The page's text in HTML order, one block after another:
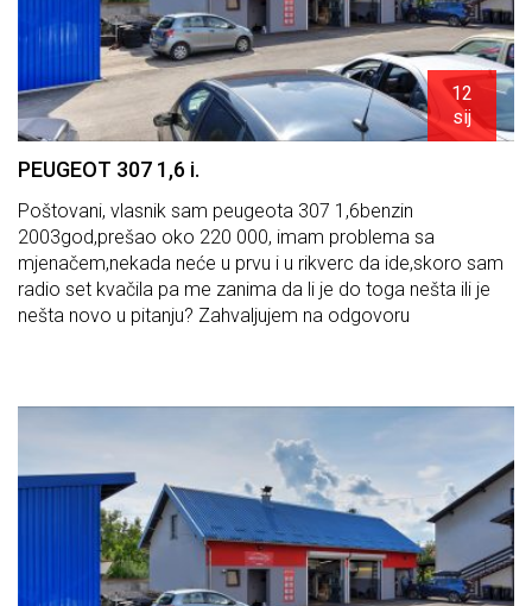
12
sij
PEUGEOT 307 1,6 i.
Poštovani, vlasnik sam peugeota 307 1,6benzin
2003god,prešao oko 220 000, imam problema sa
mjenačem,nekada neće u prvu i u rikverc da ide,skoro sam
radio set kvačila pa me zanima da li je do toga nešta ili je
nešta novo u pitanju? Zahvaljujem na odgovoru